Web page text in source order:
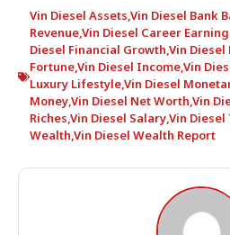
Vin Diesel Assets,Vin Diesel Bank
Revenue,Vin Diesel Career
Diesel Financial Growth,Vin Diesel
Fortune,Vin Diesel Income,Vin
Luxury Lifestyle,Vin Diesel
Money,Vin Diesel Net Worth,Vin
Riches,Vin Diesel Salary,Vin Diesel
Wealth,Vin Diesel Wealth Report